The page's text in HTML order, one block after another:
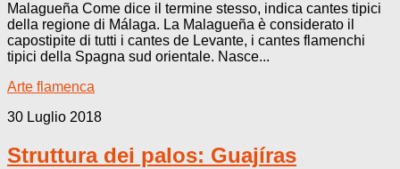
Malagueña Come dice il termine stesso, indica cantes tipici
della regione di Málaga. La Malagueña è considerato il
capostipite di tutti i cantes de Levante, i cantes flamenchi
tipici della Spagna sud orientale. Nasce...
Arte flamenca
30 Luglio 2018
Struttura dei palos: Guajíras